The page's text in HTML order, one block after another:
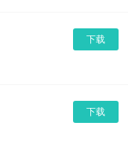
下载
下载